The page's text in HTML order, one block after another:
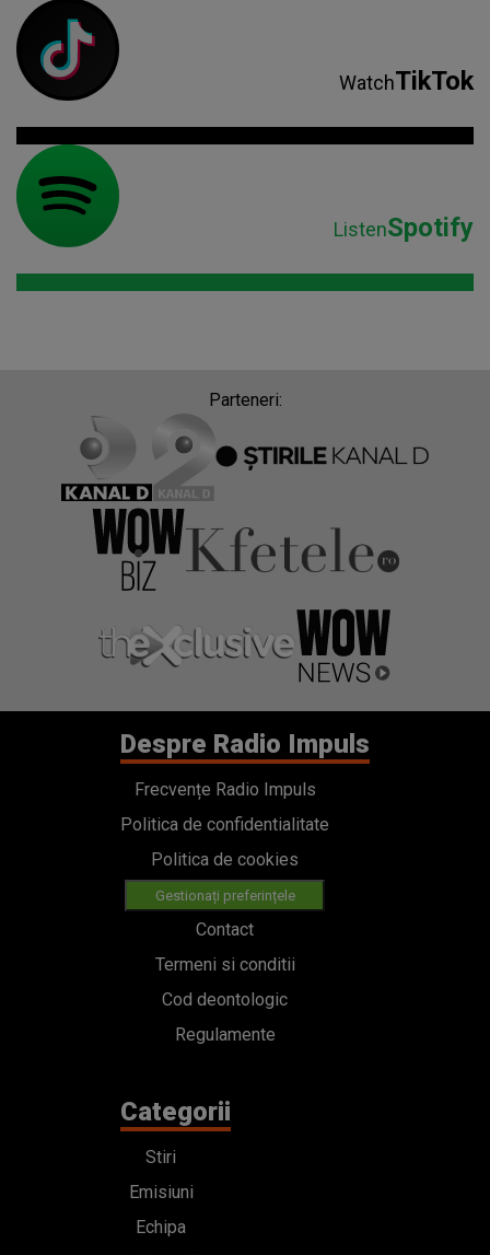
WatchTikTok
ListenSpotify
Parteneri:
Despre Radio Impuls
Frecvențe Radio Impuls
Politica de confidentialitate
Politica de cookies
Gestionați preferințele
Contact
Termeni si conditii
Cod deontologic
Regulamente
Categorii
Stiri
Emisiuni
Echipa